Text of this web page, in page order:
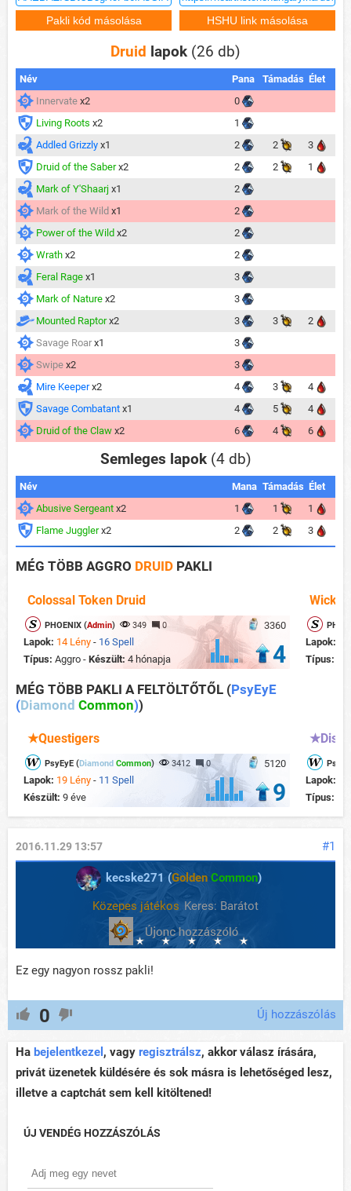
Druid lapok (26 db)
Név Pana Támadás Élet
Innervate x2
0
Living Roots x2
1
Addled Grizzly x1 2 2
3
Druid of the Saber x2 2 2
1
Mark of Y'Shaarj x1
2
Mark of the Wild x1
2
Power of the Wild x2
2
Wrath x2
2
Feral Rage x1
3
Mark of Nature x2
3
Mounted Raptor x2 3 3
2
Savage Roar x1
3
Swipe x2
3
Mire Keeper x2 4 3
4
Savage Combatant x1 4 5
4
Druid of the Claw x2 6 4 6
Semleges lapok (4 db)
Név Mana Támadás Élet
Abusive Sergeant x2 1 1
1
Flame Juggler x2 2 2 3
MÉG TÖBB AGGRO DRUID PAKLI
Colossal Token Druid
3360
PHOENIX (Admin) 349 0
Lapok: 14 Lény - 16 Spell
Típus: Aggro - Készült: 4 hónapja 4 Lapok:
Típus:
MÉG TÖBB PAKLI A FELTÖLTŐTŐL (PsyEyE
(Diamond Common))
★Questigers
5120
PsyEyE (Diamond Common) 3412 0
Lapok: 19 Lény - 11 Spell
Készült: 9 éve 9 Lapok:
Típus:
#1
2016.11.29 13:57
kecske271 (Golden Common)
Közepes játékos Keres: Barátot
Ez egy nagyon rossz pakli!
0 Új hozzászólás
Ha bejelentkezel , vagy regisztrálsz, akkor válasz írására,
privát üzenetek küldésére és sok másra is lehetőséged lesz,
illetve a captchát sem kell kitöltened!
ÚJ VENDÉG HOZZÁSZÓLÁS